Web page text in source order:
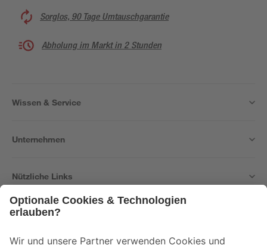
Sorglos, 90 Tage Umtauschgarantie
Abholung im Markt in 2 Stunden
Wissen & Service
Unternehmen
Nützliche Links
Der toom Newsletter: Keine Angebote und Aktionen mehr verpassen!